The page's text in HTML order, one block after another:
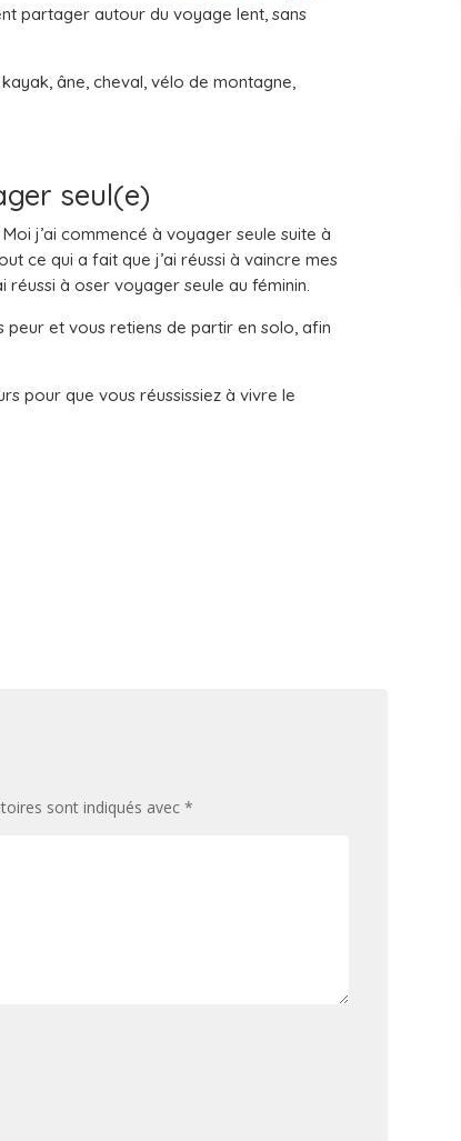
partager autour du voyage lent, sans
âne, cheval, vélo de montagne,
seul(e)
j’ai commencé à voyager seule suite à
ce qui a fait que j’ai réussi à vaincre mes
à oser voyager seule au féminin.
peur et vous retiens de partir en solo, afin
pour que vous réussissiez à vivre le
sont indiqués avec *